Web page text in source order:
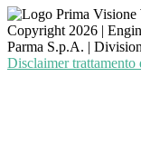
Copyright 2026 |
Parma S.p.A. |
Disclaimer trattamento